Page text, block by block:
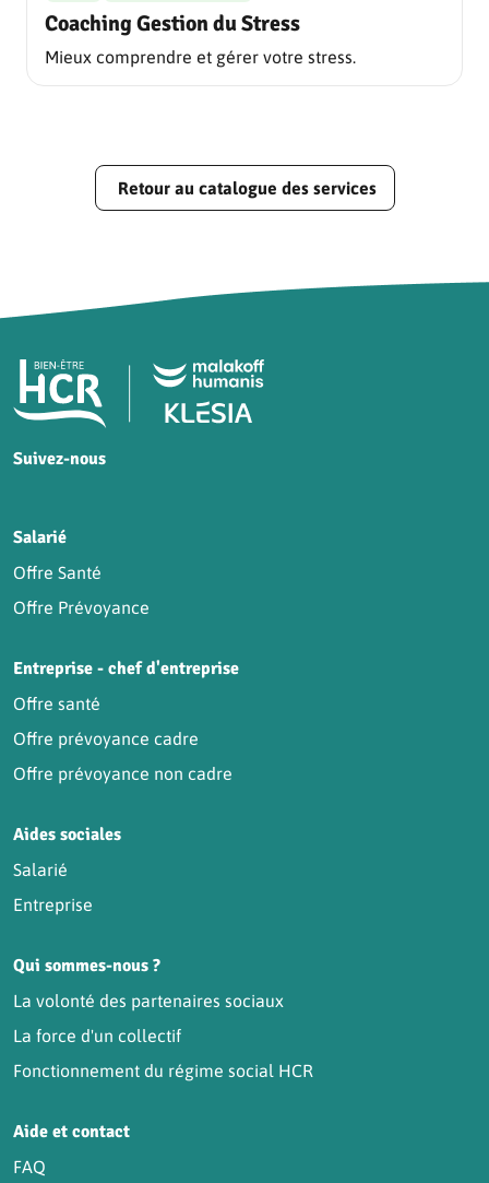
Coaching Gestion du Stress
Mieux comprendre et gérer votre stress.
Retour au catalogue des services
Pied de page HCR Bien-Être
Suivez-nous
Salarié
Offre Santé
Offre Prévoyance
Entreprise - chef d'entreprise
Offre santé
Offre prévoyance cadre
Offre prévoyance non cadre
Aides sociales
Salarié
Entreprise
Qui sommes-nous ?
La volonté des partenaires sociaux
La force d'un collectif
Fonctionnement du régime social HCR
Aide et contact
FAQ